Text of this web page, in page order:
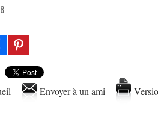
Envoyer à un ami